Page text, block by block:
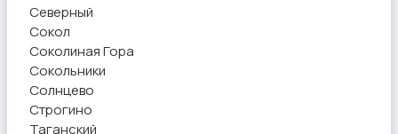
Северный
Сокол
Соколиная Гора
Сокольники
Солнцево
Строгино
Таганский